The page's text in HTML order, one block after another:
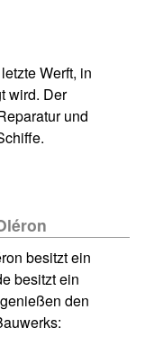
Werft, in
wird. Der
und
besitzt ein
besitzt ein
den